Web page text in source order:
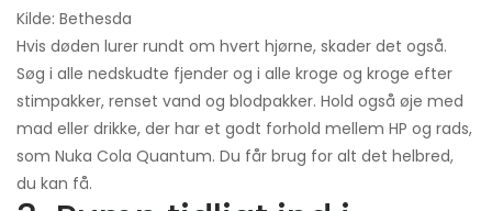
Kilde: Bethesda
Hvis døden lurer rundt om hvert hjørne, skader det også.
Søg i alle nedskudte fjender og i alle kroge og kroge efter
stimpakker, renset vand og blodpakker. Hold også øje med
mad eller drikke, der har et godt forhold mellem HP og rads,
som Nuka Cola Quantum. Du får brug for alt det helbred,
du kan få.